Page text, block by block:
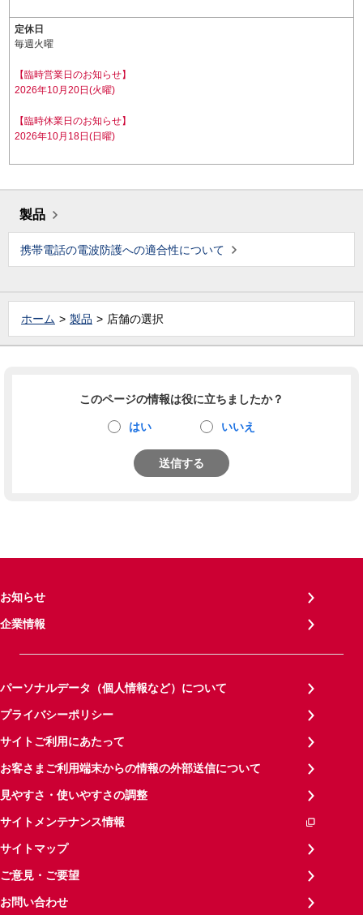
定休日
毎週火曜
【臨時営業日のお知らせ】
2026年10月20日(火曜)
【臨時休業日のお知らせ】
2026年10月18日(日曜)
製品
携帯電話の電波防護への適合性について
ホーム 製品 店舗の選択
このページの情報は役に立ちましたか？
はい いいえ
送信する
お知らせ
企業情報
パーソナルデータ（個人情報など）について
プライバシーポリシー
サイトご利用にあたって
お客さまご利用端末からの情報の外部送信について
見やすさ・使いやすさの調整
サイトメンテナンス情報
サイトマップ
ご意見・ご要望
お問い合わせ